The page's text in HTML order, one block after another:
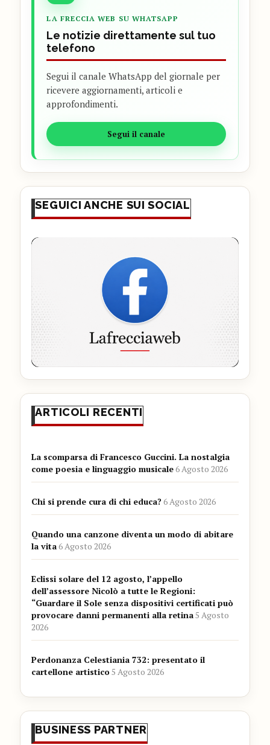
LA FRECCIA WEB SU WHATSAPP
Le notizie direttamente sul tuo
telefono
Segui il canale WhatsApp del giornale per
ricevere aggiornamenti, articoli e
approfondimenti.
Segui il canale
SEGUICI ANCHE SUI SOCIAL
ARTICOLI RECENTI
La scomparsa di Francesco Guccini. La nostalgia
come poesia e linguaggio musicale6 Agosto 2026
Chi si prende cura di chi educa?6 Agosto 2026
Quando una canzone diventa un modo di abitare
la vita6 Agosto 2026
Eclissi solare del 12 agosto, l’appello
dell’assessore Nicolò a tutte le Regioni:
“Guardare il Sole senza dispositivi certificati può
provocare danni permanenti alla retina5 Agosto
2026
Perdonanza Celestiania 732: presentato il
cartellone artistico5 Agosto 2026
BUSINESS PARTNER